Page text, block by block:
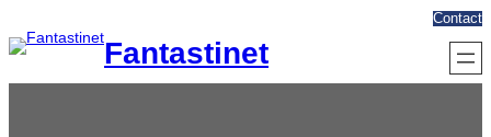
au
contenu
Fantastinet
Contact